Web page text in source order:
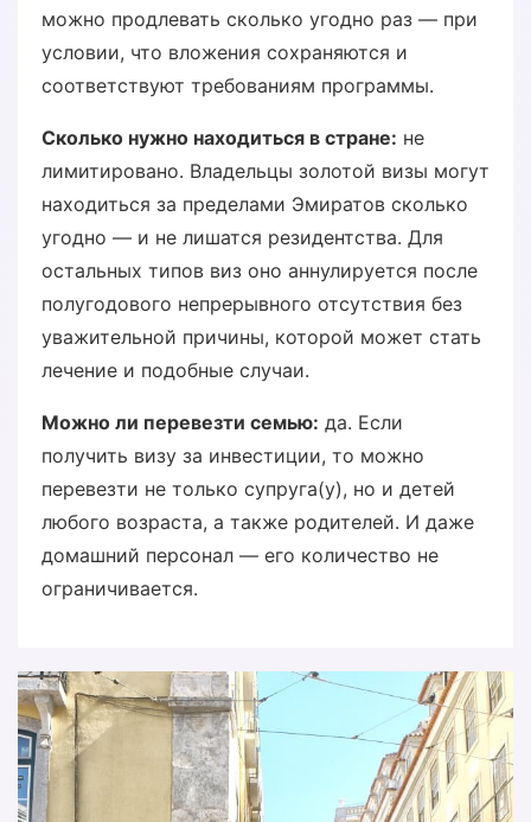
можно продлевать сколько угодно раз — при
условии, что вложения сохраняются и
соответствуют требованиям программы.
Сколько нужно находиться в стране: не
лимитировано. Владельцы золотой визы могут
находиться за пределами Эмиратов сколько
угодно — и не лишатся резидентства. Для
остальных типов виз оно аннулируется после
полугодового непрерывного отсутствия без
уважительной причины, которой может стать
лечение и подобные случаи.
Можно ли перевезти семью: да. Если
получить визу за инвестиции, то можно
перевезти не только супруга(у), но и детей
любого возраста, а также родителей. И даже
домашний персонал — его количество не
ограничивается.